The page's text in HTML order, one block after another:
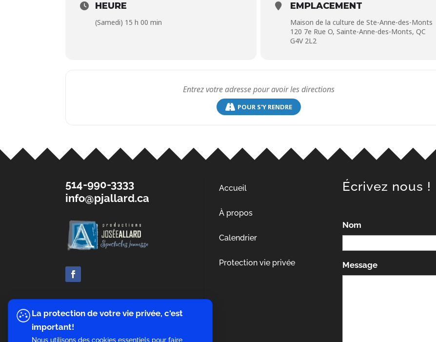
HEURE
(Samedi) 15 h 00 min
EMPLACEMENT
Maison de la culture de Ste-Anne-des-Monts
120 7e Rue O, Sainte-Anne-des-Monts, QC
G4V 2L2
POUR S'Y RENDRE
514-990-3333
info@pjallard.ca
Accueil
À propos
Calendrier
Protection vie privée
Écrivez nous !
Nom
Message
La protection de votre vie privée, c'est
important!
Nous utilisons des cookies essentiels pour faire